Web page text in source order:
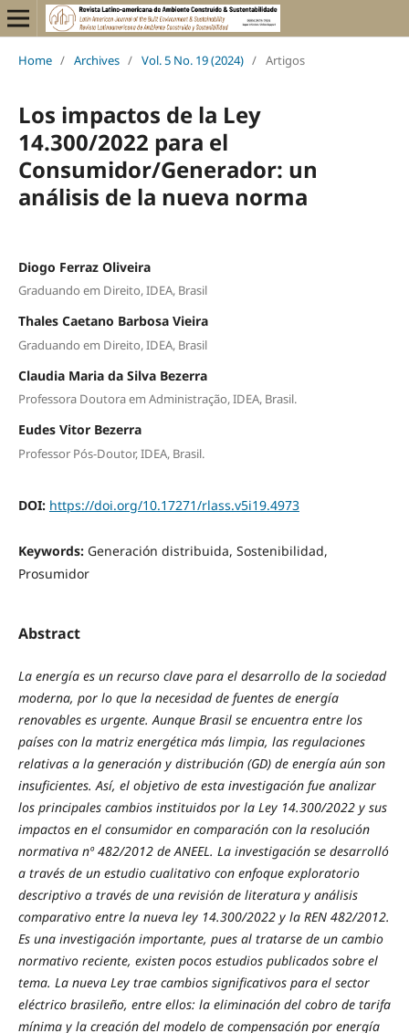
Home / Archives / Vol. 5 No. 19 (2024) / Artigos
Los impactos de la Ley
14.300/2022 para el
Consumidor/Generador: un
análisis de la nueva norma
Diogo Ferraz Oliveira
Graduando em Direito, IDEA, Brasil
Thales Caetano Barbosa Vieira
Graduando em Direito, IDEA, Brasil
Claudia Maria da Silva Bezerra
Professora Doutora em Administração, IDEA, Brasil.
Eudes Vitor Bezerra
Professor Pós-Doutor, IDEA, Brasil.
DOI: https://doi.org/10.17271/rlass.v5i19.4973
Keywords: Generación distribuida, Sostenibilidad,
Prosumidor
Abstract
La energía es un recurso clave para el desarrollo de la sociedad
moderna, por lo que la necesidad de fuentes de energía
renovables es urgente. Aunque Brasil se encuentra entre los
países con la matriz energética más limpia, las regulaciones
relativas a la generación y distribución (GD) de energía aún son
insuficientes. Así, el objetivo de esta investigación fue analizar
los principales cambios instituidos por la Ley 14.300/2022 y sus
impactos en el consumidor en comparación con la resolución
normativa nº 482/2012 de ANEEL. La investigación se desarrolló
a través de un estudio cualitativo con enfoque exploratorio
descriptivo a través de una revisión de literatura y análisis
comparativo entre la nueva ley 14.300/2022 y la REN 482/2012.
Es una investigación importante, pues al tratarse de un cambio
normativo reciente, existen pocos estudios publicados sobre el
tema. La nueva Ley trae cambios significativos para el sector
eléctrico brasileño, entre ellos: la eliminación del cobro de tarifa
mínima y la creación del modelo de compensación por energía